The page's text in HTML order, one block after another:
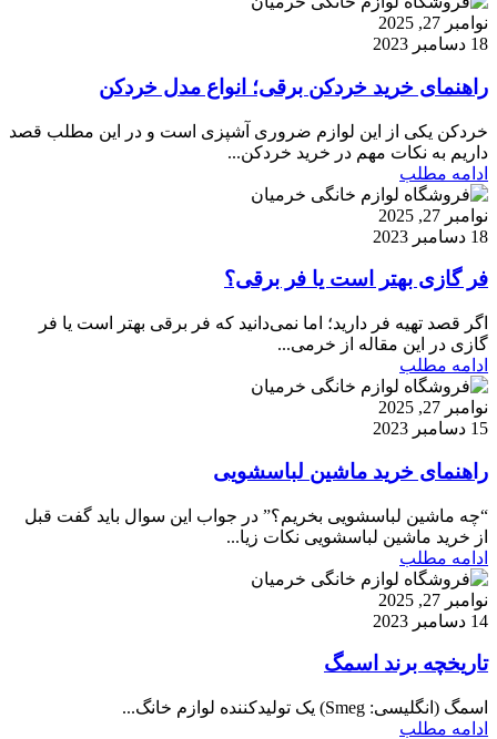
نوامبر 27, 2025
18 دسامبر 2023
راهنمای خرید خردکن برقی؛ انواع مدل خردکن
خردکن یکی از این لوازم ضروری آشپزی است و در این مطلب قصد
داریم به نکات مهم در خرید خردکن...
ادامه مطلب
نوامبر 27, 2025
18 دسامبر 2023
فر گازی بهتر است یا فر برقی؟
اگر قصد تهیه فر دارید؛ اما نمی‌دانید که فر برقی بهتر است یا فر
گازی در این مقاله از خرمی...
ادامه مطلب
نوامبر 27, 2025
15 دسامبر 2023
راهنمای خرید ماشین لباسشویی
“چه ماشین لباسشویی بخریم؟” در جواب این سوال باید گفت قبل
از خرید ماشین لباسشویی نکات زیا...
ادامه مطلب
نوامبر 27, 2025
14 دسامبر 2023
تاریخچه برند اسمگ
اسمگ (انگلیسی: Smeg) یک تولیدکننده لوازم خانگ...
ادامه مطلب